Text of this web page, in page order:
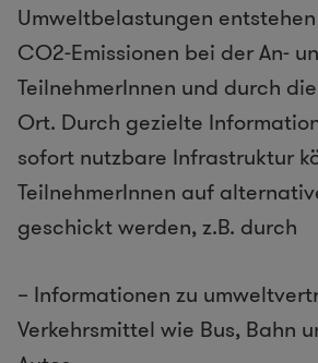
Umweltbelastungen
CO2-Emissionen bei der An-
TeilnehmerInnen und durch
Ort. Durch gezielte
sofort nutzbare Infrastruktur
TeilnehmerInnen auf
geschickt werden, z.B. durch
– Informationen zu
Verkehrsmittel wie Bus, Bahn